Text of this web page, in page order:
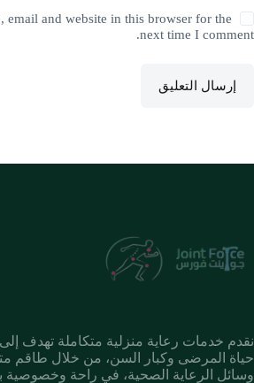
email and website in this browser for the
next time I comment.
إرسال التعليق
نقدم خدمات رعاية منزلية متكاملة تهدف
حياة المرضى وكبار السن، من خلال
وسائل الرعاية الصحية، في راحة وخصوصية